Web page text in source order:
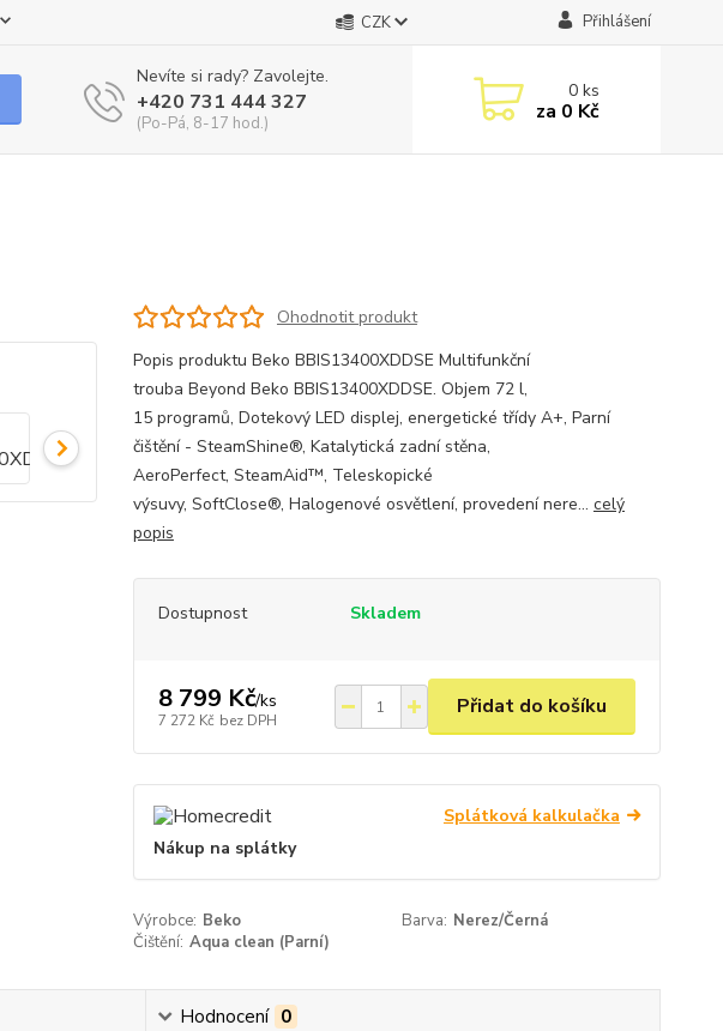
CZK Přihlášení
Nevíte si rady? Zavolejte.
+420 731 444 327
(Po-Pá, 8-17 hod.)
0ks
za 0 Kč
Ohodnotit produkt
Popis produktu Beko BBIS13400XDDSE Multifunkční
trouba Beyond Beko BBIS13400XDDSE. Objem 72 l,
15 programů, Dotekový LED displej, energetické třídy A+, Parní
čištění - SteamShine®, Katalytická zadní stěna,
AeroPerfect, SteamAid™, Teleskopické
výsuvy, SoftClose®, Halogenové osvětlení, provedení nere... celý
popis
Dostupnost Skladem
8 799 Kč/ks
7 272 Kč bez DPH
Přidat do košíku
Splátková kalkulačka
Nákup na splátky
Výrobce: Beko Barva: Nerez/Černá
Čištění: Aqua clean (Parní)
Hodnocení 0